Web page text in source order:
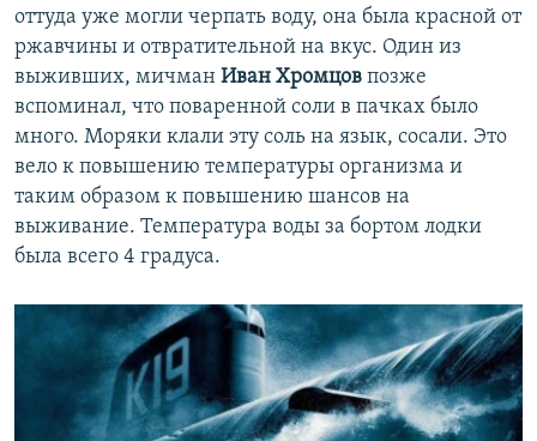
оттуда уже могли черпать воду, она была красной от
ржавчины и отвратительной на вкус. Один из
выживших, мичман Иван Хромцов позже
вспоминал, что поваренной соли в пачках было
много. Моряки клали эту соль на язык, сосали. Это
вело к повышению температуры организма и
таким образом к повышению шансов на
выживание. Температура воды за бортом лодки
была всего 4 градуса.